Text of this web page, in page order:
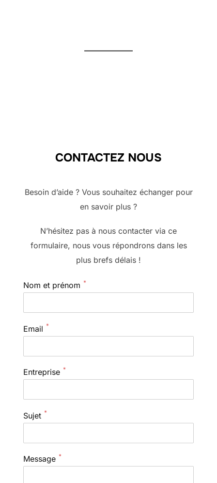
CONTACTEZ NOUS
Besoin d’aide ? Vous souhaitez échanger pour
en savoir plus ?
N’hésitez pas à nous contacter via ce
formulaire, nous vous répondrons dans les
plus brefs délais !
Nom et prénom *
Email *
Entreprise *
Sujet *
Message *